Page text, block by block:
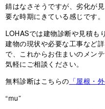
錆はなさそうですが、劣化が
要な時期にきている感じです。
LOHASでは建物診断や見積も
建物の現状や必要な工事など
で、これからお住まいのメン
気軽にご相談ください。
無料診断はこちらの 「屋根・
“mu”